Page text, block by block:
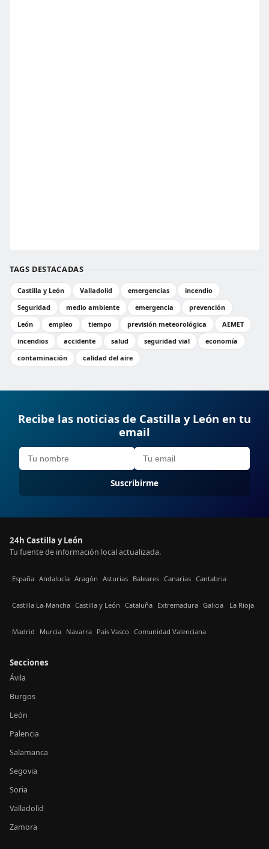
TAGS DESTACADAS
Castilla y León Valladolid emergencias
incendio
Seguridad
medio ambiente emergencia
prevención
León
empleo tiempo previsión meteorológica
AEMET
incendios
accidente salud seguridad vial
economía
contaminación
calidad del aire
Recibe las noticias de Castilla y León en tu
email
Suscribirme
24h Castilla y León
Tu fuente de información local actualizada.
España Andalucía Aragón Asturias Baleares Canarias Cantabria
Castilla La-Mancha Castilla y León Cataluña Extremadura Galicia La Rioja
Madrid Murcia Navarra País Vasco Comunidad Valenciana
Secciones
Ávila
Burgos
León
Palencia
Salamanca
Segovia
Soria
Valladolid
Zamora